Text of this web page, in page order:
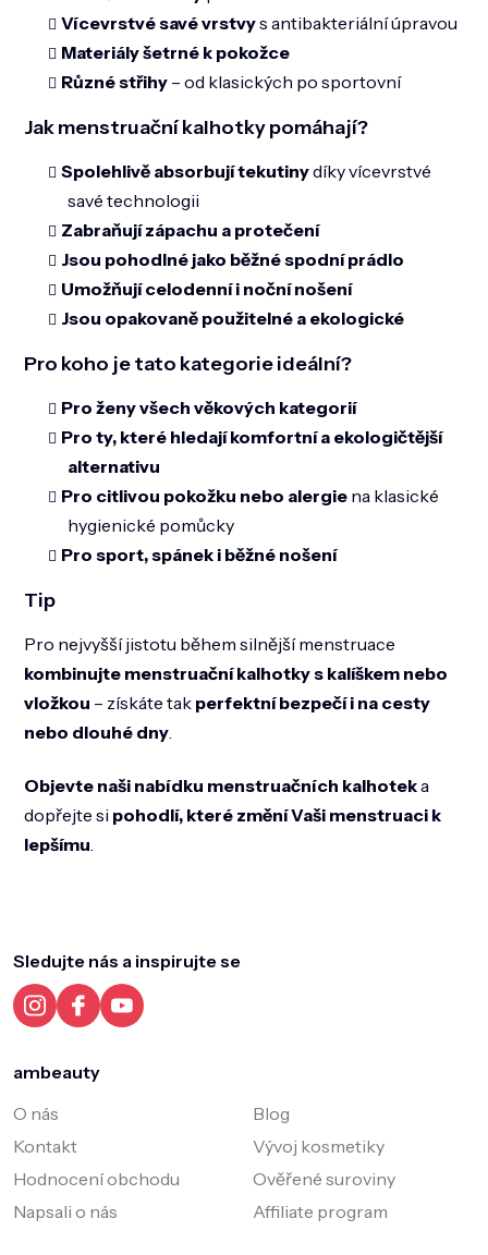
Vícevrstvé savé vrstvys antibakteriální úpravou
Materiály šetrné k pokožce
Různé střihy – od klasických po sportovní
Jak menstruační kalhotky pomáhají?
Spolehlivě absorbují tekutinydíky vícevrstvé
savé technologii
Zabraňují zápachu a protečení
Jsou pohodlné jako běžné spodní prádlo
Umožňují celodenní i noční nošení
Jsou opakovaně použitelné a ekologické
Pro koho je tato kategorie ideální?
Pro ženy všech věkových kategorií
Pro ty, které hledají komfortní a ekologičtější
alternativu
Pro citlivou pokožku nebo alergie na klasické
hygienické pomůcky
Pro sport, spánek i běžné nošení
Tip
Pro nejvyšší jistotu během silnější menstruace
kombinujte menstruační kalhotky s kalíškem nebo
vložkou – získáte tak perfektní bezpečí i na cesty
nebo dlouhé dny.
Objevte naši nabídku menstruačních kalhoteka
dopřejte si pohodlí, které změní Vaši menstruaci k
lepšímu.
Sledujte nás a inspirujte se
ambeauty
O nás
Kontakt
Hodnocení obchodu
Napsali o nás
Blog
Vývoj kosmetiky
Ověřené suroviny
Affiliate program